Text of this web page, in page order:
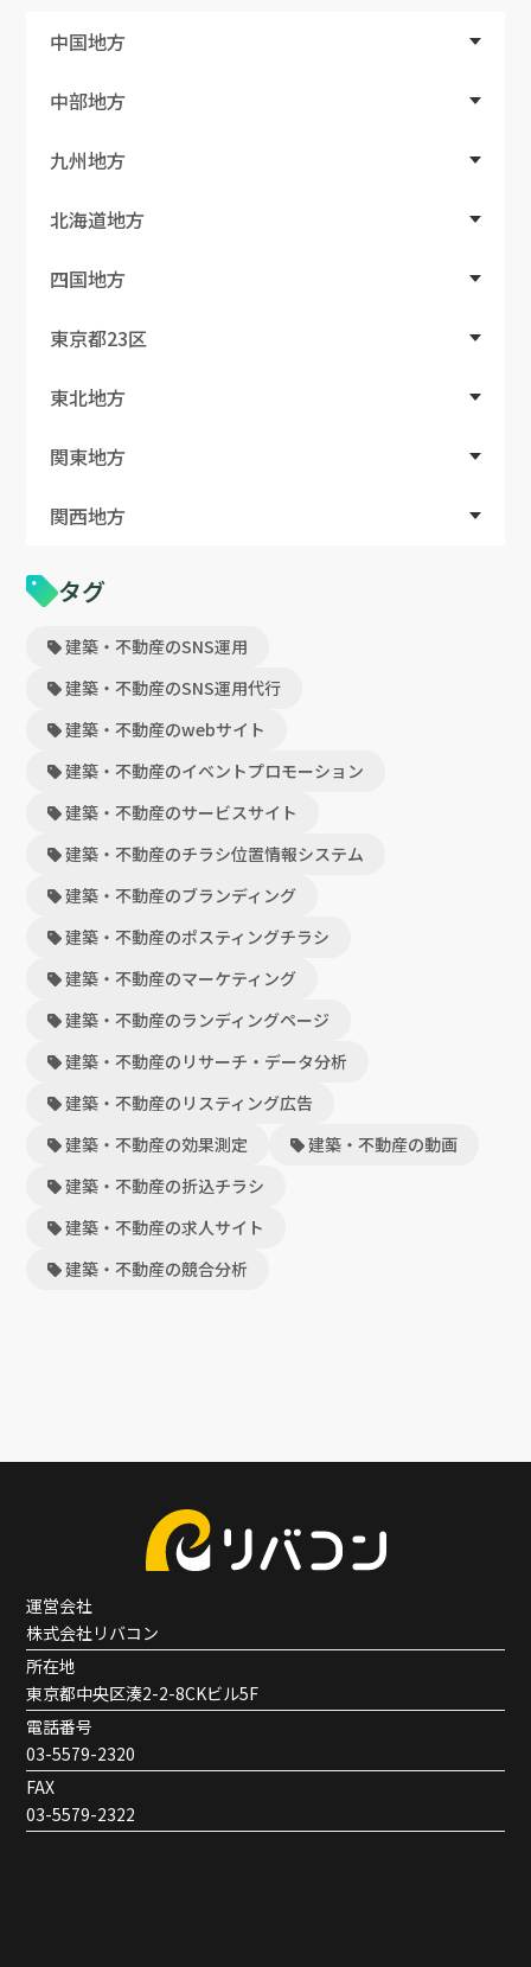
中国地方
中部地方
九州地方
北海道地方
四国地方
東京都23区
東北地方
関東地方
関西地方
タグ
建築・不動産のSNS運用
建築・不動産のSNS運用代行
建築・不動産のwebサイト
建築・不動産のイベントプロモーション
建築・不動産のサービスサイト
建築・不動産のチラシ位置情報システム
建築・不動産のブランディング
建築・不動産のポスティングチラシ
建築・不動産のマーケティング
建築・不動産のランディングページ
建築・不動産のリサーチ・データ分析
建築・不動産のリスティング広告
建築・不動産の効果測定
建築・不動産の動画
建築・不動産の折込チラシ
建築・不動産の求人サイト
建築・不動産の競合分析
運営会社
株式会社リバコン
所在地
東京都中央区湊2-2-8CKビル5F
電話番号
03-5579-2320
FAX
03-5579-2322